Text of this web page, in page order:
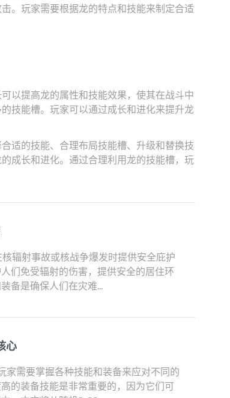
。玩家需要根据龙的特点和技能来制定合适
以提高龙的属性和技能效果，使其在战斗中
技能槽。玩家可以通过成长和进化来提升龙
适的技能、合理布局技能槽、升级和替换技
成长和进化。通过合理利用龙的技能槽，玩
辐射事故或核战争爆发时提供安全庇护
们免受辐射的伤害，提供安全的居住环
备是确保人们在灾难...
心
家需要掌握各种技能和装备来应对不同的
的装备技能是非常重要的，因为它们可